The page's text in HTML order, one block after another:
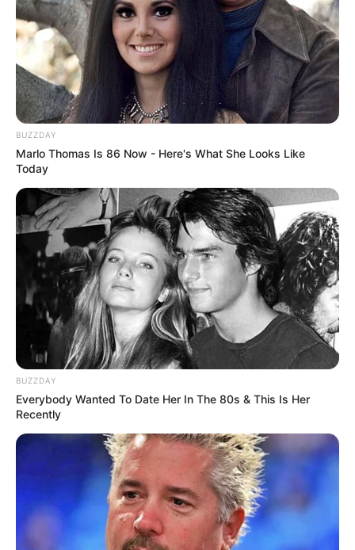
ΕΥΒΟΙΑ
BUZZDAY
Marlo Thomas Is 86 Now - Here's What She Looks Like
Today
BUZZDAY
Everybody Wanted To Date Her In The 80s & This Is Her
Recently